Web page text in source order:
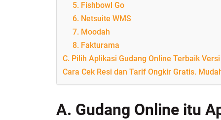
5. Fishbowl Go
6. Netsuite WMS
7. Moodah
8. Fakturama
C. Pilih Aplikasi Gudang Online Terbaik
Cara Cek Resi dan Tarif Ongkir Gratis.
A. Gudang Online itu